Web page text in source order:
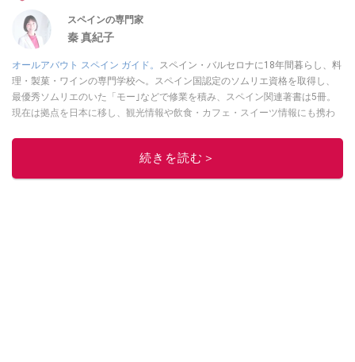
スペインの専門家
秦 真紀子
オールアバウト スペイン ガイド。 スペイン・バルセロナに18年間暮らし、料
理・製菓・ワインの専門学校へ。スペイン国認定のソムリエ資格を取得し、
最優秀ソムリエのいた「モー｣などで修業を積み、スペイン関連著書は5冊。
現在は拠点を日本に移し、観光情報や飲食・カフェ・スイーツ情報にも携わ
ーツ販売チェーンのおすすめ商品情報も発信。
17州おいしい旅』（‎産業編集センター刊）ほか。
ガイドや、飲食関連の方の視察旅行のコーディネートやガイド、スペインの
続きを読む＞